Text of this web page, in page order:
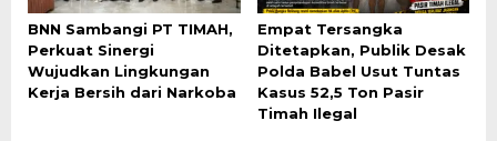
BNN Sambangi PT TIMAH,
Perkuat Sinergi
Wujudkan Lingkungan
Kerja Bersih dari Narkoba
Empat Tersangka
Ditetapkan, Publik Desak
Polda Babel Usut Tuntas
Kasus 52,5 Ton Pasir
Timah Ilegal